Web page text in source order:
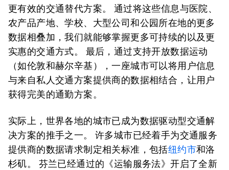
更有效的交通替代方案。 通过将这些信息与医院、
农产品产地、学校、大型公司和公园所在地的更多
数据相叠加，我们就能够掌握更多可持续的以及更
实惠的交通方式。 最后，通过支持开放数据运动
（如伦敦和赫尔辛基），一座城市可以将用户信息
与来自私人交通方案提供商的数据相结合，让用户
获得完美的通勤方案。
实际上，世界各地的城市已成为数据驱动型交通解
决方案的推手之一。 许多城市已经着手为交通服务
提供商的数据请求制定相关标准，包括纽约市和洛
杉矶。 芬兰已经通过的《运输服务法》开启了全新